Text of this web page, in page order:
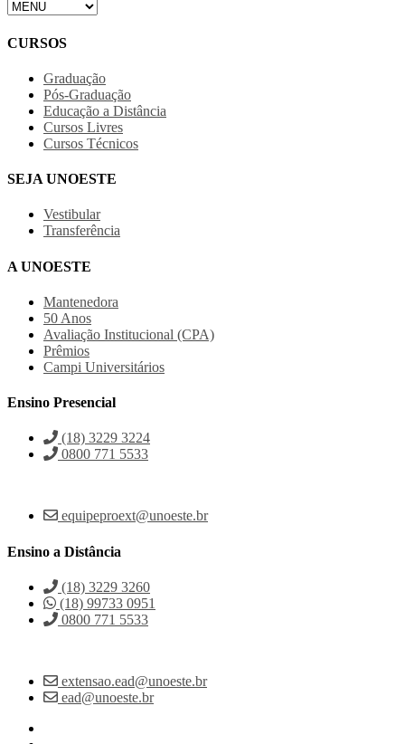
CURSOS
Graduação
Pós-Graduação
Educação a Distância
Cursos Livres
Cursos Técnicos
SEJA UNOESTE
Vestibular
Transferência
A UNOESTE
Mantenedora
50 Anos
Avaliação Institucional (CPA)
Prêmios
Campi Universitários
Ensino Presencial
(18) 3229 3224
0800 771 5533
equipeproext@unoeste.br
Ensino a Distância
(18) 3229 3260
(18) 99733 0951
0800 771 5533
extensao.ead@unoeste.br
ead@unoeste.br